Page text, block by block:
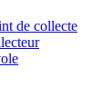
de collecte